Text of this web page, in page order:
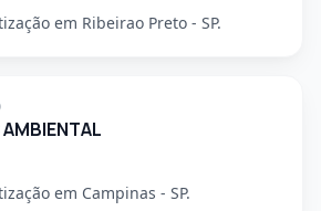
em Ribeirao Preto - SP.
em Campinas - SP.